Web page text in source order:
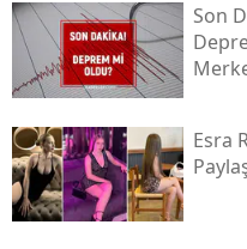
Son
Esra